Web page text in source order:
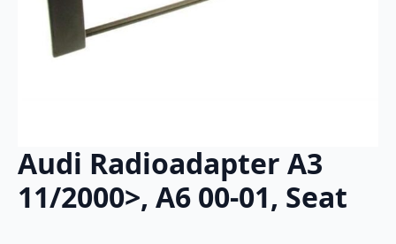
Audi Radioadapter A3
11/2000>, A6 00-01, Seat